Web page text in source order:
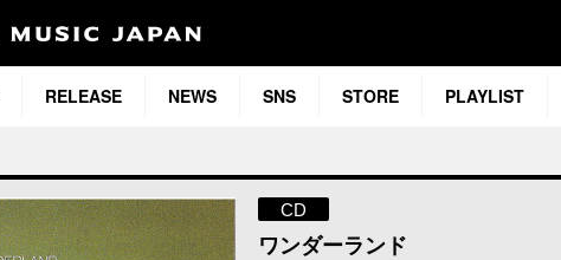
RELEASE NEWS SNS STORE PLAYLIST
CD
ワンダーランド